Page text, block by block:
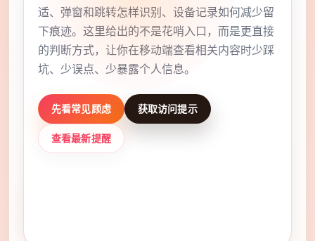
适、弹窗和跳转怎样识别、设备记录如何减少留
下痕迹。这里给出的不是花哨入口，而是更直接
的判断方式，让你在移动端查看相关内容时少踩
坑、少误点、少暴露个人信息。
先看常见顾虑 获取访问提示
查看最新提醒